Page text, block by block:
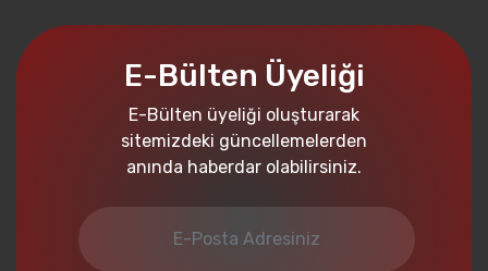
E-Bülten Üyeliği
E-Bülten üyeliği oluşturarak
sitemizdeki güncellemelerden
anında haberdar olabilirsiniz.